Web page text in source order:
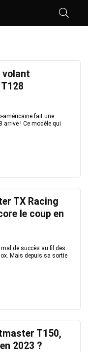
volant
américaine fait une
! Ce modèle qui
TX Racing
le coup en
de succès au fil des
Mais depuis sa sortie
T150,
2023 ?